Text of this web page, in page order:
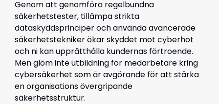
Genom att genomföra regelbundna
säkerhetstester, tillämpa strikta
dataskyddsprinciper och använda avancerade
säkerhetstekniker ökar skyddet mot cyberhot
och ni kan upprätthålla kundernas förtroende.
Men glöm inte utbildning för medarbetare kring
cybersäkerhet som är avgörande för att stärka
en organisations övergripande
säkerhetsstruktur.